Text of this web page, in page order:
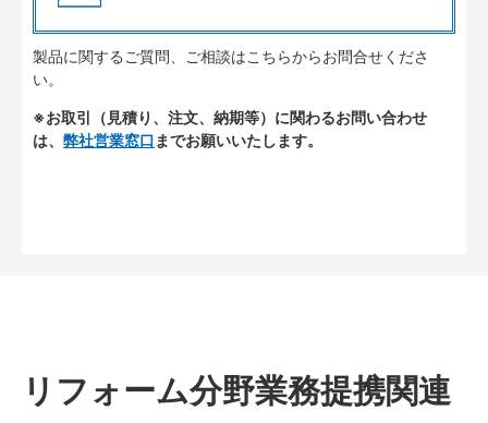
製品に関するご質問、ご相談はこちらからお問合せくださ
い。
※お取引（見積り、注文、納期等）に関わるお問い合わせ
は、 弊社営業窓口 までお願いいたします。
リフォーム分野業務提携関連